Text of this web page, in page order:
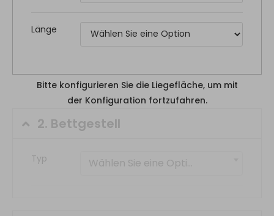
Länge
2. Bettgestell
Typ Wählen Sie eine Option
Bitte konfigurieren Sie die Liegefläche, um mit
der Konfiguration fortzufahren.